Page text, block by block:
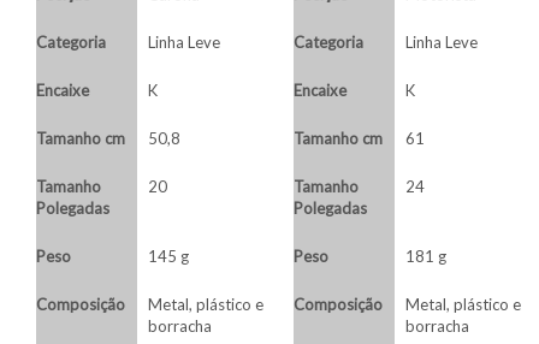
Categoria Linha Leve
Encaixe K
Tamanho cm 50,8
Tamanho
Polegadas
20
Peso 145 g
Composição
Metal, plástico e
borracha
Categoria Linha Leve
Encaixe K
Tamanho cm 61
Tamanho
Polegadas
24
Peso 181 g
Composição
Metal, plástico e
borracha